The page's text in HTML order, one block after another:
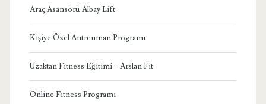
Araç Asansörü Albay Lift
Kişiye Özel Antrenman Programı
Uzaktan Fitness Eğitimi – Arslan Fit
Online Fitness Programı